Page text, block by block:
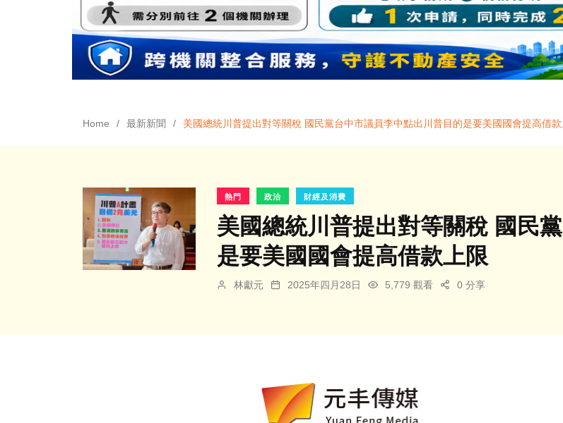
Home 最新新聞 美國總統川普提出對等關稅 國民黨台中市議員李中點出川普目的是要美國國會提高借款
熱門 政治 財經及消費
美國總統川普提出對等關稅 國民
是要美國國會提高借款上限
林獻元 2025年四月28日 5,779 觀看 0 分享